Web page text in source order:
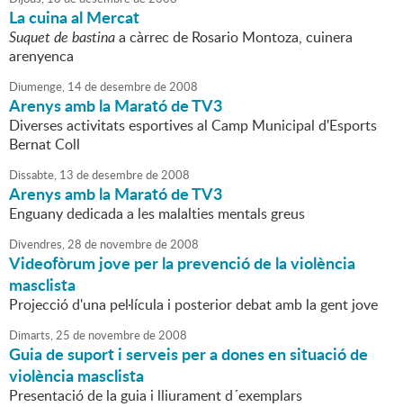
La cuina al Mercat
Suquet de bastinaa càrrec de Rosario Montoza, cuinera
arenyenca
Diumenge, 14dedesembrede2008
Arenys amb la Marató de TV3
Diverses activitats esportives al Camp Municipal d'Esports
Bernat Coll
Dissabte, 13 dedesembrede2008
Arenys amb la Marató de TV3
Enguany dedicada a les malalties mentals greus
Divendres,28 de novembrede2008
Videofòrum jove per la prevenció de la violència
masclista
Projecció d'una pel·lícula i posterior debat amb la gent jove
Dimarts,25 de novembrede2008
Guia de suport i serveis per a dones en situació de
violència masclista
Presentació de la guia i lliurament d´exemplars